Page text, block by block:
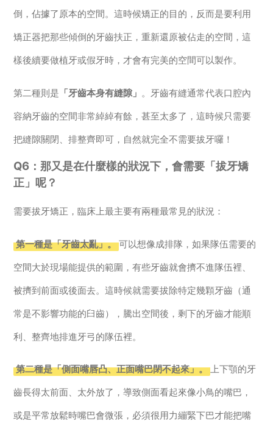
倒，佔據了原本的空間。這時候矯正的目的，反而是要利用
矯正器把那些傾倒的牙齒扶正，重新還原被佔走的空間，這
樣後續要做植牙或假牙時，才會有完美的空間可以製作。
第二種則是 「牙齒本身有縫隙」 。牙齒有縫通常代表口腔內
容納牙齒的空間非常綽綽有餘，甚至太多了，這時候只需要
把縫隙關閉、排整齊即可，自然就完全不需要拔牙囉！
Q6：那又是在什麼樣的狀況下，會需要「拔牙矯
正」呢？
需要拔牙矯正，臨床上最主要有兩種最常見的狀況：
第一種是「牙齒太亂」。 可以想像成排隊，如果隊伍需要的
空間大於現場能提供的範圍，有些牙齒就會擠不進隊伍裡、
被擠到前面或後面去。這時候就需要拔除特定幾顆牙齒（通
常是不影響功能的臼齒），騰出空間後，剩下的牙齒才能順
利、整齊地排進牙弓的隊伍裡。
第二種是「側面嘴唇凸、正面嘴巴閉不起來」。 上下顎的牙
齒長得太前面、太外放了，導致側面看起來像小鳥的嘴巴，
或是平常放鬆時嘴巴會微張，必須很用力繃緊下巴才能把嘴